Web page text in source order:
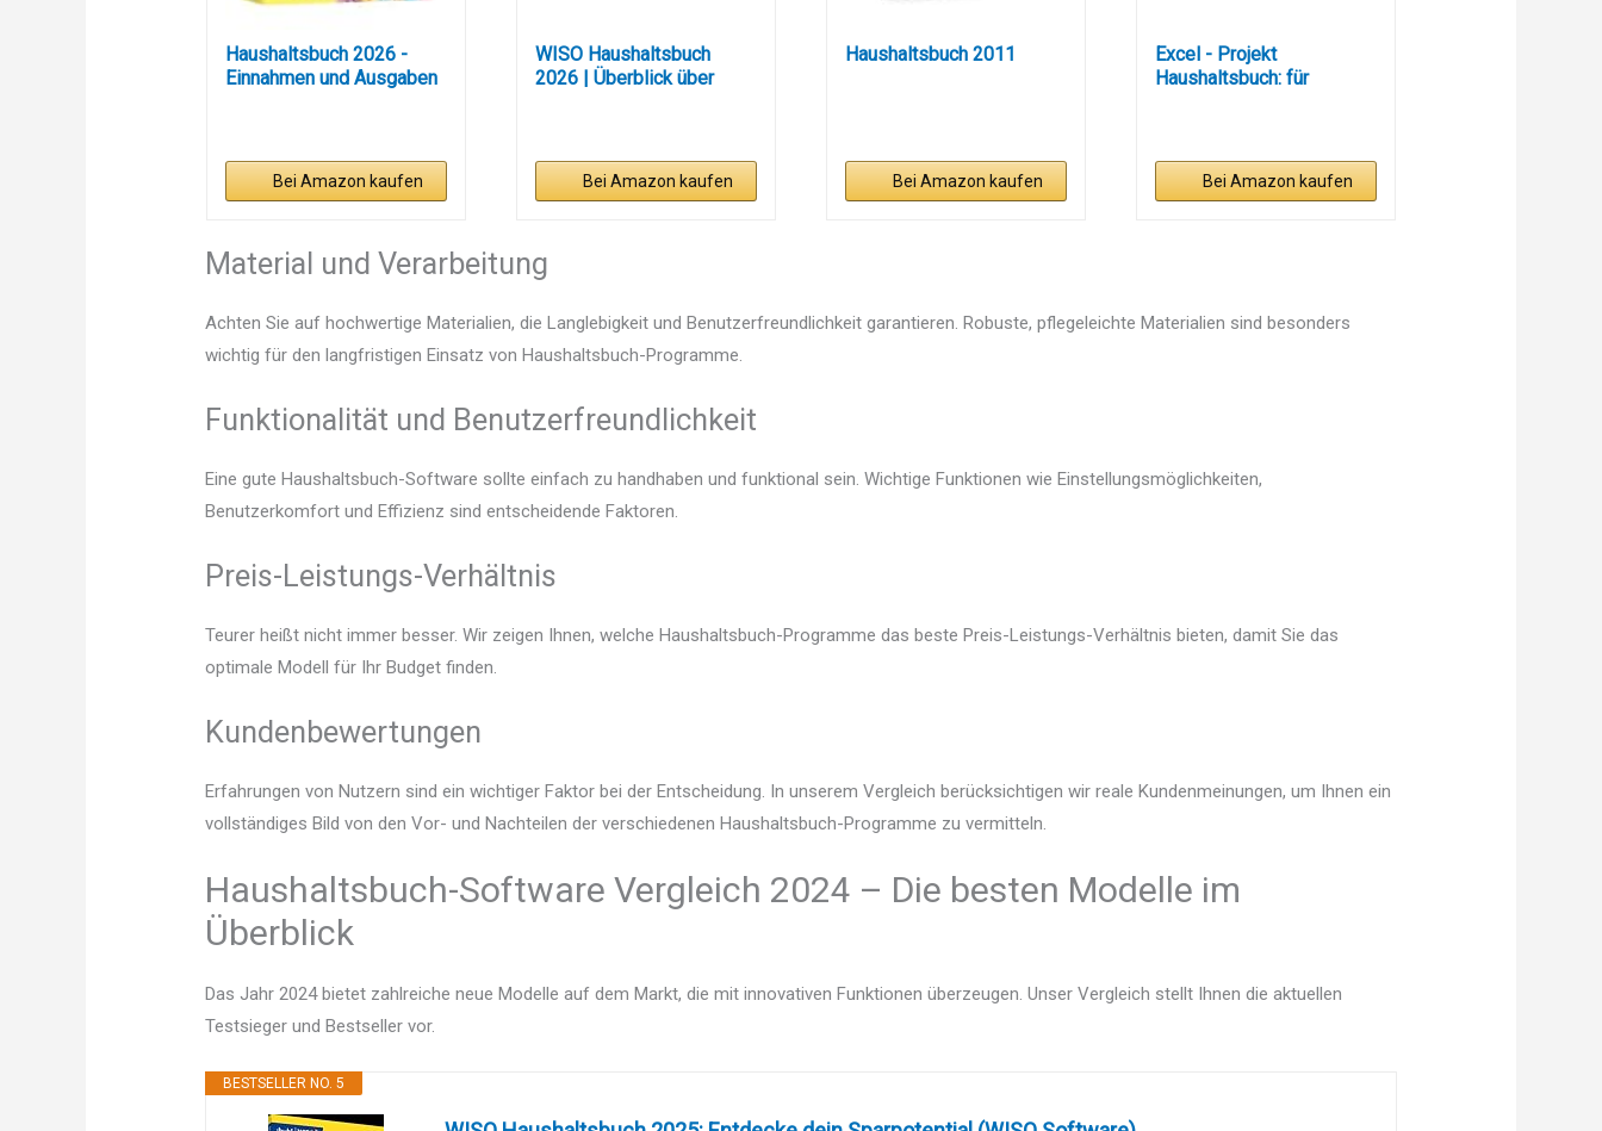
Haushaltsbuch 2026 -
Einnahmen und Ausgaben
Bei Amazon kaufen
WISO Haushaltsbuch
2026 | Überblick über
Bei Amazon kaufen
Haushaltsbuch 2011
Bei Amazon kaufen
Excel - Projekt
Haushaltsbuch: für
Bei Amazon kaufen
Material und Verarbeitung
Achten Sie auf hochwertige Materialien, die Langlebigkeit und Benutzerfreundlichkeit garantieren. Robuste, pflegeleichte Materialien sind besonders
wichtig für den langfristigen Einsatz von Haushaltsbuch-Programme.
Funktionalität und Benutzerfreundlichkeit
Eine gute Haushaltsbuch-Software sollte einfach zu handhaben und funktional sein. Wichtige Funktionen wie Einstellungsmöglichkeiten,
Benutzerkomfort und Effizienz sind entscheidende Faktoren.
Preis-Leistungs-Verhältnis
Teurer heißt nicht immer besser. Wir zeigen Ihnen, welche Haushaltsbuch-Programme das beste Preis-Leistungs-Verhältnis bieten, damit Sie das
optimale Modell für Ihr Budget finden.
Kundenbewertungen
Erfahrungen von Nutzern sind ein wichtiger Faktor bei der Entscheidung. In unserem Vergleich berücksichtigen wir reale Kundenmeinungen, um Ihnen ein
vollständiges Bild von den Vor- und Nachteilen der verschiedenen Haushaltsbuch-Programme zu vermitteln.
Haushaltsbuch-Software Vergleich 2024 – Die besten Modelle im
Überblick
Das Jahr 2024 bietet zahlreiche neue Modelle auf dem Markt, die mit innovativen Funktionen überzeugen. Unser Vergleich stellt Ihnen die aktuellen
Testsieger und Bestseller vor.
BESTSELLER NO. 5